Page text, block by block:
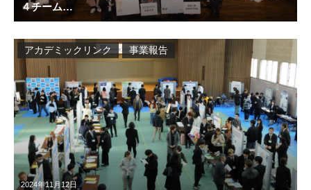
４チーム…
2024年11月12日
アカデミックリンク 事業報告